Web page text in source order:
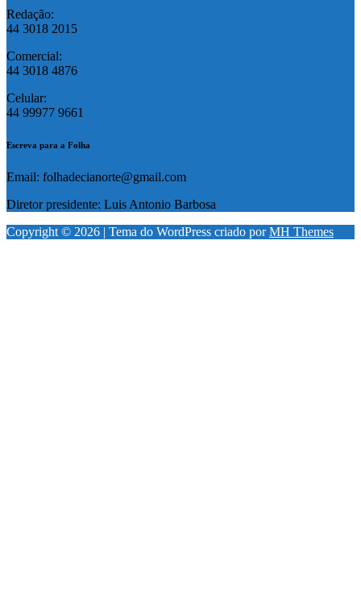
Redação:
44 3018 2015
Comercial:
44 3018 4876
Celular:
44 99977 9661
Escreva para a Folha
Email: folhadecianorte@gmail.com
Diretor presidente: Luis Antonio Barbosa
Copyright © 2026 | Tema do WordPress criado porMH Themes